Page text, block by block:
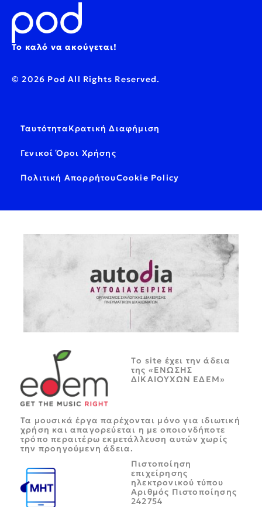
Το καλό να ακούγεται!
© 2026 Pod All Rights Reserved.
ΤαυτότηταΚρατική Διαφήμιση
Γενικοί Όροι Χρήσης
Πολιτική ΑπορρήτουCookie Policy
Tο site έχει την άδεια
της «ΕΝΩΣΗΣ
ΔΙΚΑΙΟΥΧΩΝ ΕΔΕΜ»
Τα μουσικά έργα παρέχονται μόνο για ιδιωτική
χρήση και απαγορεύεται η με οποιονδήποτε
τρόπο περαιτέρω εκμετάλλευση αυτών χωρίς
την προηγούμενη άδεια.
Πιστοποίηση
επιχείρησης
ηλεκτρονικού τύπου
Αριθμός Πιστοποίησης
242754